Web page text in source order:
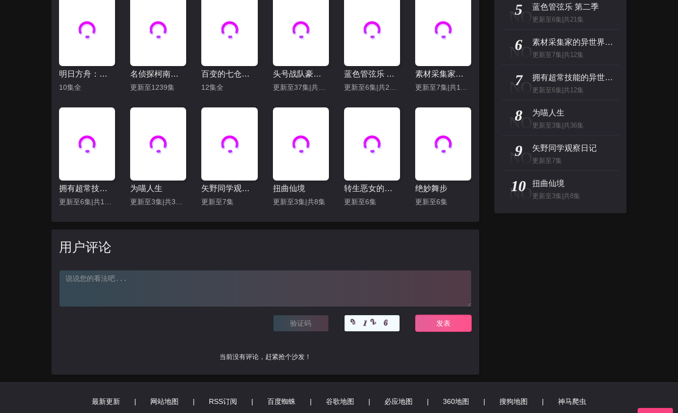
主演：高山南,山崎和佳奈,神谷明,小山力也,林原惠
看看你有多爱我
明日方舟：焰烬曙明
10集全
名侦探柯南（日语）
更新至1239集
百变的七仓同学
12集全
头号战队豪兽者
更新至37集|共50集
蓝色管弦乐 第二季 素材采集家的异世界旅行记
拥有超常技能的异世界流浪美食家 第二季 为喵人生 矢野同学观察日记
更新至7集
扭曲仙境
更新至3集|共8集
转生恶女的黑历史
更新至6集
绝妙舞步
更新至6集
用户评论
当前没有评论，赶紧抢个沙发！
NO
5 蓝色管弦乐 第二季
更新至6集|共21集
NO
6 素材采集家的异世界旅行记
更新至7集|共12集
NO
7 拥有超常技能的异世界流浪美食家 第二季
更新至6集|共12集
NO
8 为喵人生
更新至3集|共36集
NO
9 矢野同学观察日记
更新至7集
NO
10 扭曲仙境
更新至3集|共8集
最新更新 | 网站地图 | RSS订阅 | 百度蜘蛛 | 谷歌地图 | 必应地图 | 360地图 | 搜狗地图 | 神马爬虫